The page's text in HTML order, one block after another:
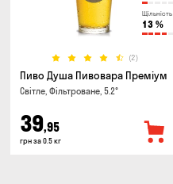
Щільність
13 %
(2)
Пиво Душа Пивовара Преміум
Світле, Фільтроване, 5.2°
39,95
грн за 0.5 кг